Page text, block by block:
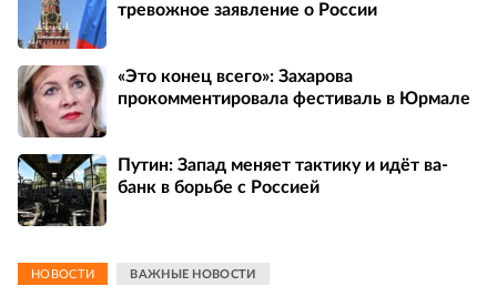
тревожное заявление о России
«Это конец всего»: Захарова
прокомментировала фестиваль в Юрмале
Путин: Запад меняет тактику и идёт ва-
банк в борьбе с Россией
НОВОСТИ ВАЖНЫЕ НОВОСТИ